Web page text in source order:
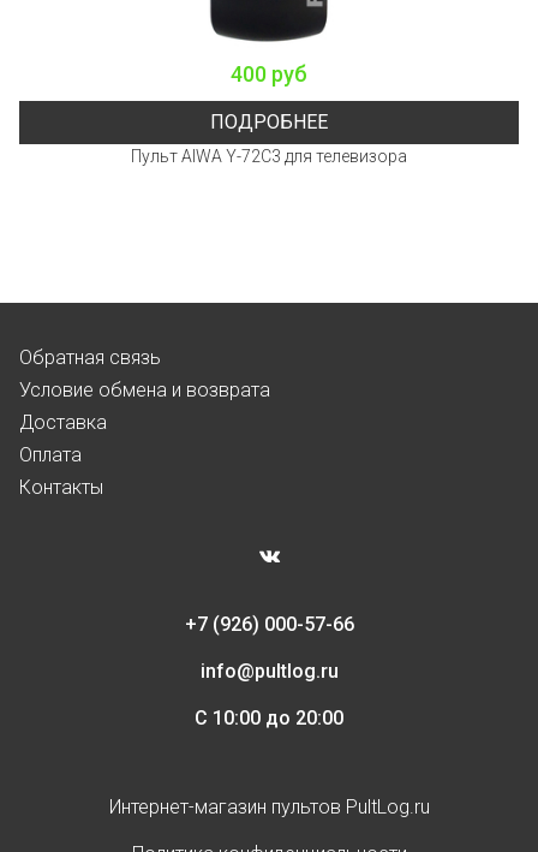
400 руб
ПОДРОБНЕЕ
Пульт AIWA Y-72C3 для телевизора
Обратная связь
Условие обмена и возврата
Доставка
Оплата
Контакты
+7 (926) 000-57-66
info@pultlog.ru
С 10:00 до 20:00
Интернет-магазин пультов PultLog.ru